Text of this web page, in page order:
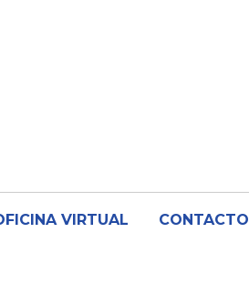
VIRTUAL CONTACTO